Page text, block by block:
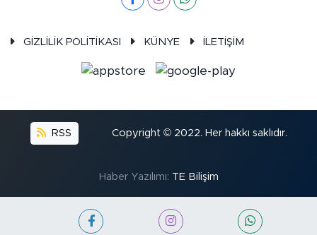
GİZLİLİK POLİTİKASI KÜNYE İLETİŞİM
RSS Copyright © 2022. Her hakkı saklıdır.
Haber Yazılımı: TE Bilişim